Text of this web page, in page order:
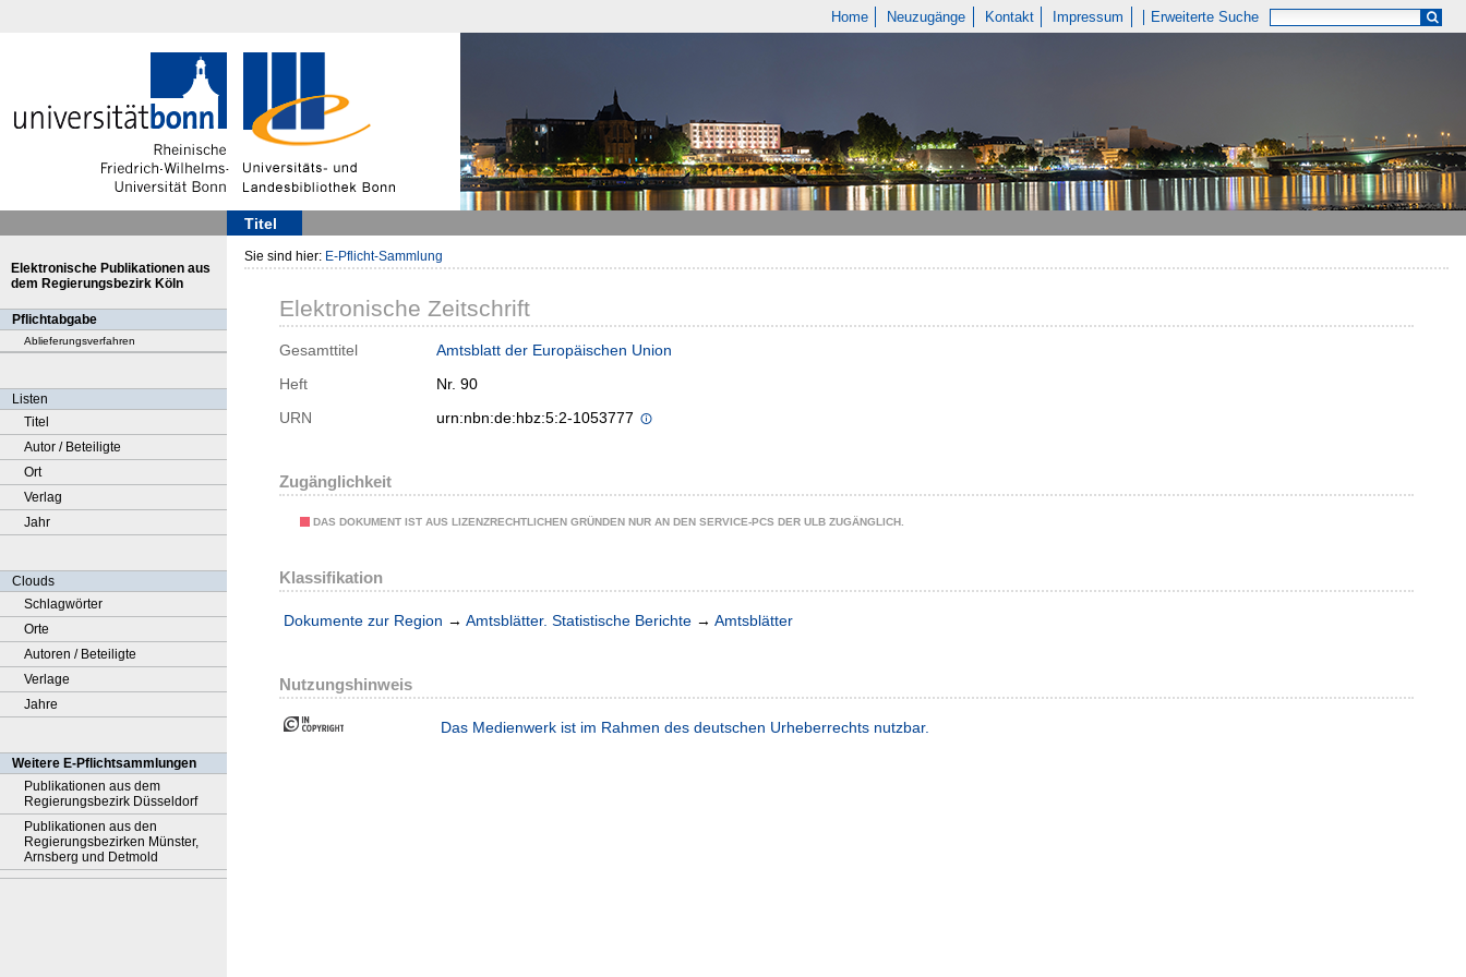
Home Neuzugänge Kontakt Impressum Erweiterte Suche
Titel
Elektronische Publikationen aus
dem Regierungsbezirk Köln
Pflichtabgabe
Ablieferungsverfahren
Listen
Titel
Autor / Beteiligte
Ort
Verlag
Jahr
Clouds
Schlagwörter
Orte
Autoren / Beteiligte
Verlage
Jahre
Weitere E-Pflichtsammlungen
Publikationen aus dem
Regierungsbezirk Düsseldorf
Publikationen aus den
Regierungsbezirken Münster,
Arnsberg und Detmold
Sie sind hier: E-Pflicht-Sammlung
Elektronische Zeitschrift
Gesamttitel
Amtsblatt der Europäischen Union
Heft
Nr. 90
URN
urn:nbn:de:hbz:5:2-1053777
Zugänglichkeit
DAS DOKUMENT IST AUS LIZENZRECHTLICHEN GRÜNDEN NUR AN DEN SERVICE-PCS DER ULB ZUGÄNGLICH.
Klassifikation
Dokumente zur Region → Amtsblätter. Statistische Berichte → Amtsblätter
Nutzungshinweis
Das Medienwerk ist im Rahmen des deutschen Urheberrechts nutzbar.